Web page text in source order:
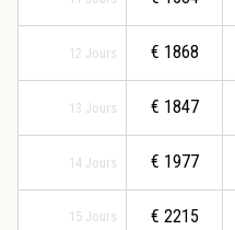
12 Jours
13 Jours
14 Jours
15 Jours
€ 1868
€ 1847
€ 1977
€ 2215